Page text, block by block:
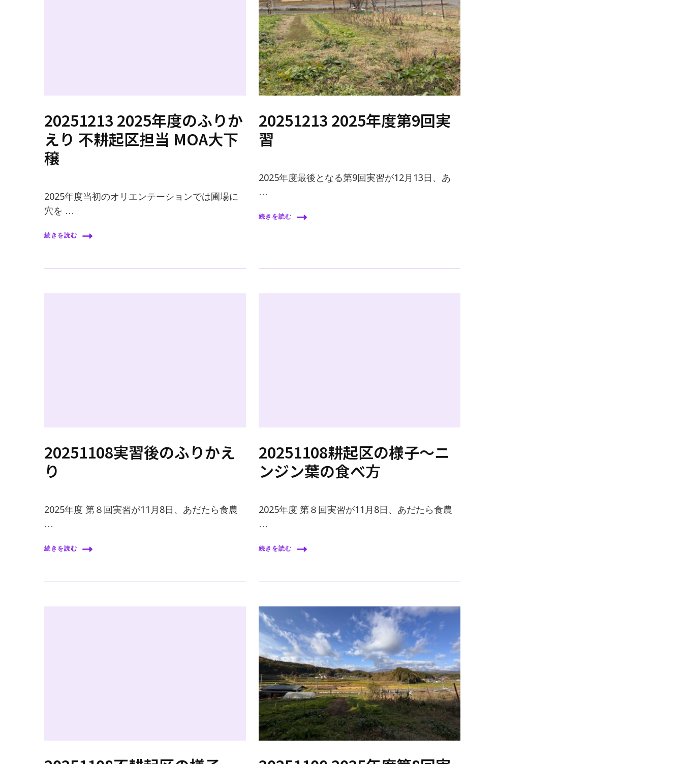
20251213 2025年度のふりか
えり 不耕起区担当 MOA大下
穣
2025年度当初のオリエンテーションでは圃場に
穴を …
続きを読む
20251213 2025年度第9回実
習
2025年度最後となる第9回実習が12月13日、あ
…
続きを読む
20251108実習後のふりかえ
り
2025年度 第８回実習が11月8日、あだたら食農
…
続きを読む
20251108耕起区の様子〜ニ
ンジン葉の食べ方
2025年度 第８回実習が11月8日、あだたら食農
…
続きを読む